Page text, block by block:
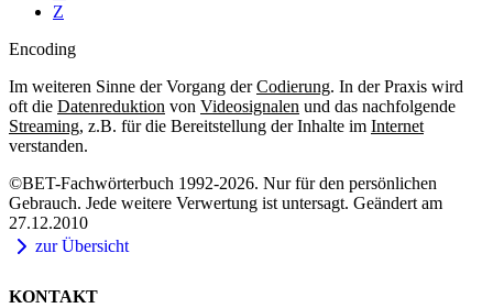
Z
Encoding
Im weiteren Sinne der Vorgang derCodierung. In der Praxis wird
oft die Datenreduktion von Videosignalen und das nachfolgende
Streaming, z.B. für die Bereitstellung der Inhalte im Internet
verstanden.
©BET-Fachwörterbuch 1992-2026. Nur für den persönlichen
Gebrauch. Jede weitere Verwertung ist untersagt. Geändert am
27.12.2010
zur Übersicht
KONTAKT